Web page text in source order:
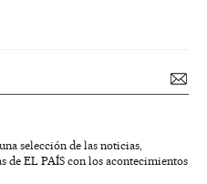
selección de las noticias,
de EL PAÍS con los acontecimientos